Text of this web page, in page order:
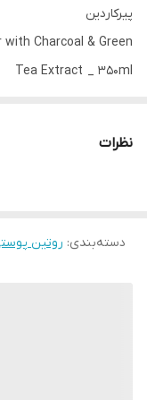
پیرکاردین
Charcoal & Green
Tea Extract _ 350ml
پاک کننده سم زدایی
ها کمک می کند. خواص
نظرات
دسته‌بندی: روتین